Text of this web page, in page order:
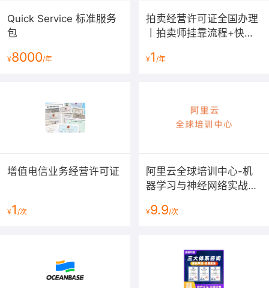
Quick Service 标准服务
包
¥8000/年
拍卖经营许可证全国办理
丨拍卖师挂靠流程+快速
¥1 /年
增值电信业务经营许可证
¥1 /次
阿里云全球培训中心-机
器学习与神经网络实战课
¥9.9/次